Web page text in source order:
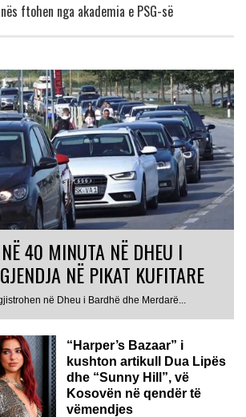
ftohen nga akademia e PSG-së
40 MINUTA NË DHEU I
NË PIKAT KUFITARE
në Dheu i Bardhë dhe Merdarë...
“Harper’s Bazaar” i
kushton artikull Dua Lipës
dhe “Sunny Hill”, vë
Kosovën në qendër të
vëmendjes